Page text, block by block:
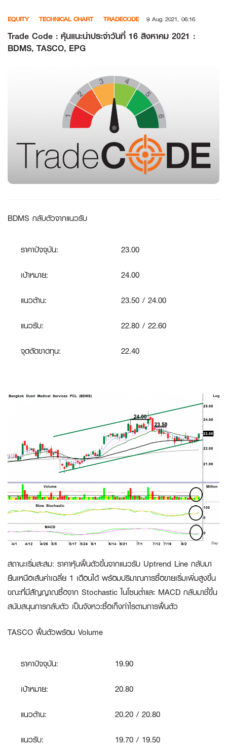
content
EQUITY TECHNICAL CHART TRADECODE 9 Aug 2021, 06:16
Trade Code : หุ้นแนะนำประจำวันที่ 16 สิงหาคม 2021 :
BDMS, TASCO, EPG
BDMS กลับตัวจากแนวรับ
ราคาปัจจุบัน:
23.00
เป้าหมาย:
24.00
แนวต้าน:
23.50 / 24.00
แนวรับ:
22.80 / 22.60
จุดตัดขาดทุน: 22.40
สถานะเริ่มสะสม: ราคาหุ้นฟื้นตัวขึ้นจากแนวรับ Uptrend Line กลับมา
ยืนเหนือเส้นค่าเฉลี่ย 1 เดือนได้ พร้อมปริมาณการซื้อขายเริ่มเพิ่มสูงขึ้น
ขณะที่มีสัญญาณซื้อจาก Stochastic ในโซนต่ำและ MACD กลับมาชี้ขึ้น
สนับสนุนการกลับตัว เป็นจังหวะซื้อเก็งกำไรตามการฟื้นตัว
TASCO ฟื้นตัวพร้อม Volume
ราคาปัจจุบัน:
19.90
เป้าหมาย:
20.80
แนวต้าน:
20.20 / 20.80
แนวรับ:
19.70 / 19.50